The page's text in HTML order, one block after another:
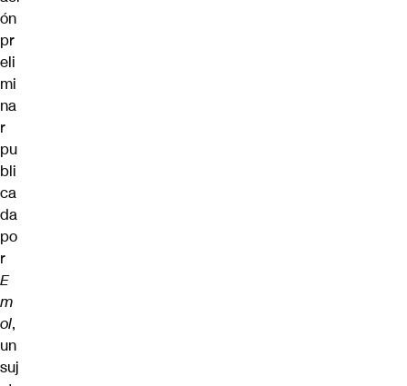
ón
pr
eli
mi
na
r
pu
bli
ca
da
po
r
E
m
ol,
un
suj